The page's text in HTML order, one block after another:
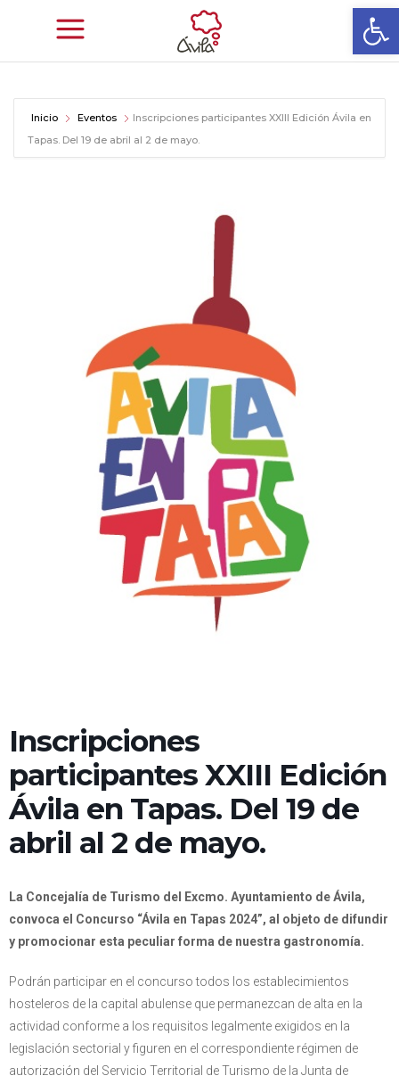
Inicio Eventos
Inscripciones participantes XXIII Edición Ávila en
Tapas. Del 19 de abril al 2 de mayo.
Inscripciones
participantes XXIII Edición
Ávila en Tapas. Del 19 de
abril al 2 de mayo.
La Concejalía de Turismo del Excmo. Ayuntamiento de Ávila,
convoca el Concurso “Ávila en Tapas 2024”, al objeto de difundir
y promocionar esta peculiar forma de nuestra gastronomía.
Podrán participar en el concurso todos los establecimientos
hosteleros de la capital abulense que permanezcan de alta en la
actividad conforme a los requisitos legalmente exigidos en la
legislación sectorial y figuren en el correspondiente régimen de
autorización del Servicio Territorial de Turismo de la Junta de